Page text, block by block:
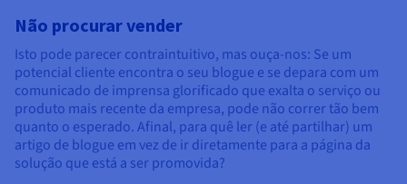
Não procurar vender
Isto pode parecer contraintuitivo, mas ouça-nos: Se um
potencial cliente encontra o seu blogue e se depara com um
comunicado de imprensa glorificado que exalta o serviço ou
produto mais recente da empresa, pode não correr tão bem
quanto o esperado. Afinal, para quê ler (e até partilhar) um
artigo de blogue em vez de ir diretamente para a página da
solução que está a ser promovida?